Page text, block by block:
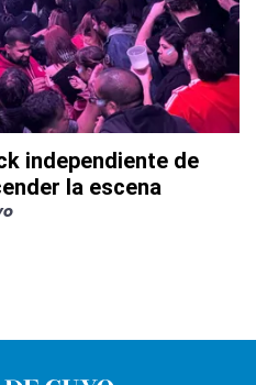
independiente de
la escena